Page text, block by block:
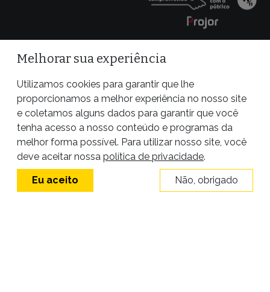
Site desenvolvido por
Melhorar sua experiência
Utilizamos cookies para garantir que lhe
proporcionamos a melhor experiência no nosso site
e coletamos alguns dados para garantir que você
tenha acesso a nosso conteúdo e programas da
melhor forma possível. Para utilizar nosso site, você
deve aceitar nossa política de privacidade.
Eu aceito Não, obrigado